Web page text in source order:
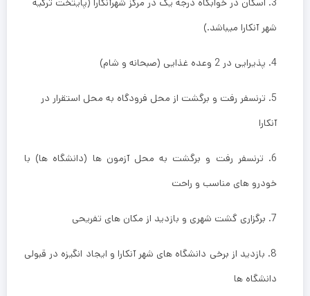
شهر آنکارا میباشد.)
4. پذیرایی در 2 وعده غذایی (صبحانه و شام)
5. ترنسفر رفت و برگشت از محل فرودگاه به محل استقرار در
آنکارا
6. ترنسفر رفت و برگشت به محل آزمون ها (دانشگاه ها) با
خودرو های مناسب و راحت
7. برگزاری گشت شهری و بازدید از مکان های تفریحی
8. بازدید از برخی دانشگاه های شهر آنکارا و ایجاد انگیزه در قبولی
دانشگاه ها